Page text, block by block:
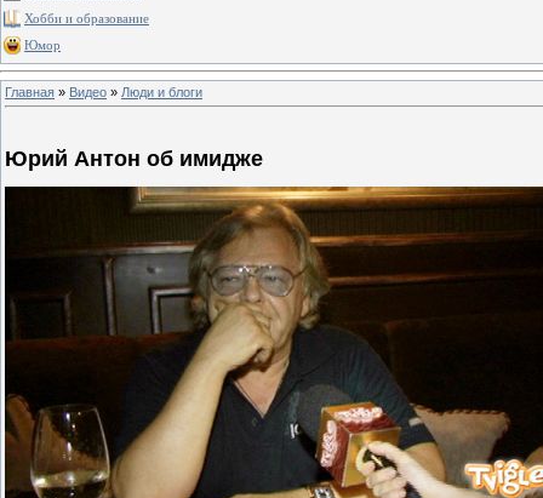
Хобби и образование
Юмор
Главная » Видео » Люди и блоги
Юрий Антон об имидже